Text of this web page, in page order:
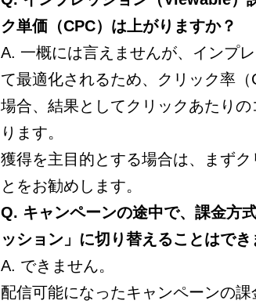
ク単価（CPC）は上がりますか？
A. 一概には言えませんが、インプ
て最適化されるため、クリック率
場合、結果としてクリックあたり
ります。
獲得を主目的とする場合は、まず
とをお勧めします。
Q. キャンペーンの途中で、課金方
ッション」に切り替えることはでき
A. できません。
配信可能になったキャンペーンの課